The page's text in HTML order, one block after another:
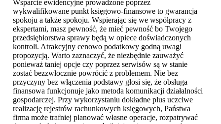
Wsparcie ewidencyjne prowadzone poprzez
wykwalifikowane punkt księgowo-finansowe to gwarancja
spokoju a także spokoju. Wspierając się we współpracy z
ekspertami, masz pewność, że mieć pewność bo Twojego
przedsiębiorstwa sprawy będą w opiece doświadczonych
kontroli. Atrakcyjny cenowo podatkowy godną uwagi
propozycją. Warto zaznaczyć, że niezbędnie zauważyć
ponieważ taniej opcje czy poprzez serwisów są w stanie
zostać bezzwłocznie powrócić z problemem. Nie bez
przyczyny bez włączenia podstawy głosi się, że obsługa
finansowa funkcjonuje jako metoda komunikacji działalności
gospodarczej. Przy wykorzystaniu dokładne plus uczciwe
realizację rejestrów rachunkowych księgowych, Państwa
firma może trafniej planować własne operacje, rozpatrywać